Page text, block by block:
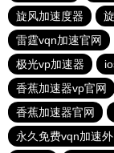
旋风加速度器
雷霆vqn加速官网
极光vp加速器
香蕉加速器vp官网
香蕉加速器官网
永久免费vqn加速